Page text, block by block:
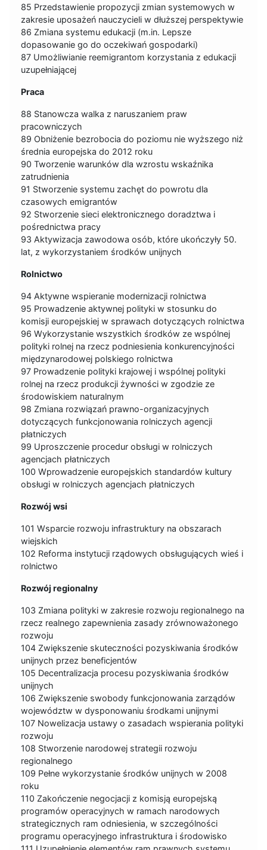
85 Przedstawienie propozycji zmian systemowych w
zakresie uposażeń nauczycieli w dłuższej perspektywie
86 Zmiana systemu edukacji (m.in. Lepsze
dopasowanie go do oczekiwań gospodarki)
87 Umożliwianie reemigrantom korzystania z edukacji
uzupełniającej
Praca
88 Stanowcza walka z naruszaniem praw
pracowniczych
89 Obniżenie bezrobocia do poziomu nie wyższego niż
średnia europejska do 2012 roku
90 Tworzenie warunków dla wzrostu wskaźnika
zatrudnienia
91 Stworzenie systemu zachęt do powrotu dla
czasowych emigrantów
92 Stworzenie sieci elektronicznego doradztwa i
pośrednictwa pracy
93 Aktywizacja zawodowa osób, które ukończyły 50.
lat, z wykorzystaniem środków unijnych
Rolnictwo
94 Aktywne wspieranie modernizacji rolnictwa
95 Prowadzenie aktywnej polityki w stosunku do
komisji europejskiej w sprawach dotyczących rolnictwa
96 Wykorzystanie wszystkich środków ze wspólnej
polityki rolnej na rzecz podniesienia konkurencyjności
międzynarodowej polskiego rolnictwa
97 Prowadzenie polityki krajowej i wspólnej polityki
rolnej na rzecz produkcji żywności w zgodzie ze
środowiskiem naturalnym
98 Zmiana rozwiązań prawno-organizacyjnych
dotyczących funkcjonowania rolniczych agencji
płatniczych
99 Uproszczenie procedur obsługi w rolniczych
agencjach płatniczych
100 Wprowadzenie europejskich standardów kultury
obsługi w rolniczych agencjach płatniczych
Rozwój wsi
101 Wsparcie rozwoju infrastruktury na obszarach
wiejskich
102 Reforma instytucji rządowych obsługujących wieś i
rolnictwo
Rozwój regionalny
103 Zmiana polityki w zakresie rozwoju regionalnego na
rzecz realnego zapewnienia zasady zrównoważonego
rozwoju
104 Zwiększenie skuteczności pozyskiwania środków
unijnych przez beneficjentów
105 Decentralizacja procesu pozyskiwania środków
unijnych
106 Zwiększenie swobody funkcjonowania zarządów
województw w dysponowaniu środkami unijnymi
107 Nowelizacja ustawy o zasadach wspierania polityki
rozwoju
108 Stworzenie narodowej strategii rozwoju
regionalnego
109 Pełne wykorzystanie środków unijnych w 2008
roku
110 Zakończenie negocjacji z komisją europejską
programów operacyjnych w ramach narodowych
strategicznych ram odniesienia, w szczególności
programu operacyjnego infrastruktura i środowisko